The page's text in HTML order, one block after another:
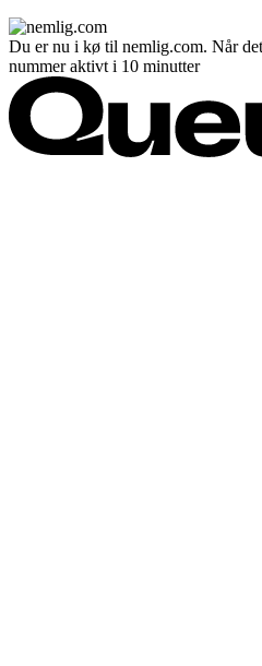
Du er nu i kø til nemlig.com. Når
nummer aktivt i 10 minutter